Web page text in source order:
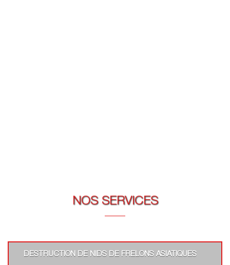
NOS SERVICES
DESTRUCTION DE NIDS DE FRELONS ASIATIQUES